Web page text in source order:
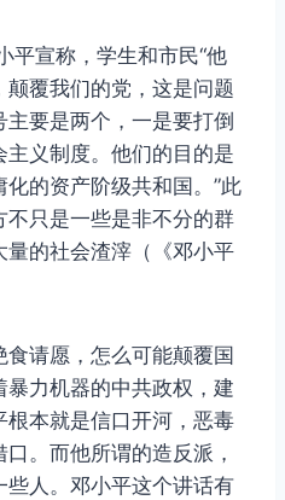
平宣称，学生和市民“他
覆我们的党，这是问题
要是两个，一是要打倒
义制度。他们的目的是
的资产阶级共和国。”此
只是一些是非不分的群
的社会渣滓（《邓小平
请愿，怎么可能颠覆国
力机器的中共政权，建
本就是信口开河，恶毒
。而他所谓的造反派，
人。邓小平这个讲话有